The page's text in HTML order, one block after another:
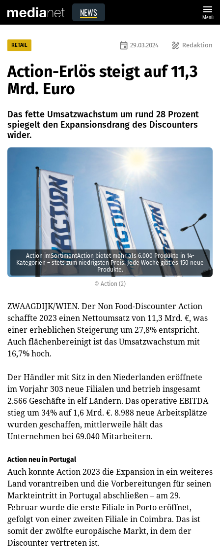
NEWS menu
Menü
© Action (2)
Action imSortimentAction bietet mehr als 6.000 Produkte in 14 ­
Kategorien – stets zum ­niedrigsten Preis. Jede Woche gibt es 150 neue
Produkte.
RETAIL draw Redaktion
event 29.03.2024
Action-Erlös steigt auf 11,3
Mrd. Euro
Das fette Umsatzwachstum um rund 28 Prozent
spiegelt den Expansionsdrang des Discounters
wider.
ZWAAGDIJK/WIEN. Der Non Food-Discounter Action
schaffte 2023 einen Nettoumsatz von 11,3 Mrd. €, was
einer erheblichen Steigerung um 27,8% entspricht.
Auch flächenbereinigt ist das Umsatzwachstum mit
16,7% hoch.
Der Händler mit Sitz in den Niederlanden eröffnete
im Vorjahr 303 neue Filialen und betrieb insgesamt
2.566 Geschäfte in elf Ländern. Das operative EBITDA
stieg um 34% auf 1,6 Mrd. €. 8.988 neue Arbeitsplätze
wurden geschaffen, mittlerweile hält das
Unternehmen bei 69.040 Mitarbeitern.
Action neu in Portugal
Auch konnte Action 2023 die Expansion in ein weiteres
Land vorantreiben und die Vorbereitungen für seinen
Markteintritt in Portugal abschließen – am 29.
Februar wurde die erste Filiale in Porto eröffnet,
gefolgt von einer zweiten Filiale in Coimbra. Das ist
somit der zwölfte europäische Markt, in dem der
Discounter vertreten ist.